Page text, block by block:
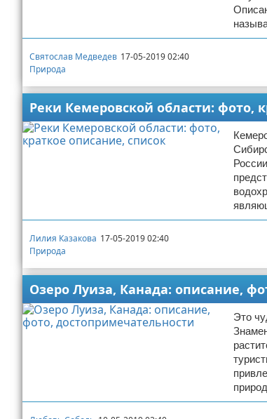
Святослав Медведев 17-05-2019 02:40
Природа
Реки Кемеровской области: фото,
Лилия Казакова 17-05-2019 02:40
Природа
Озеро Луиза, Канада: описание,
Это